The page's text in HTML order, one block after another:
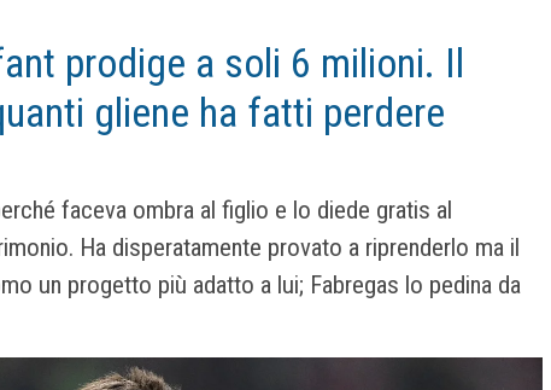
prodige a soli 6 milioni. Il
gliene ha fatti perdere
faceva ombra al figlio e lo diede gratis al
Ha disperatamente provato a riprenderlo ma il
un progetto più adatto a lui; Fabregas lo pedina da